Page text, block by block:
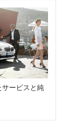
ービスと純